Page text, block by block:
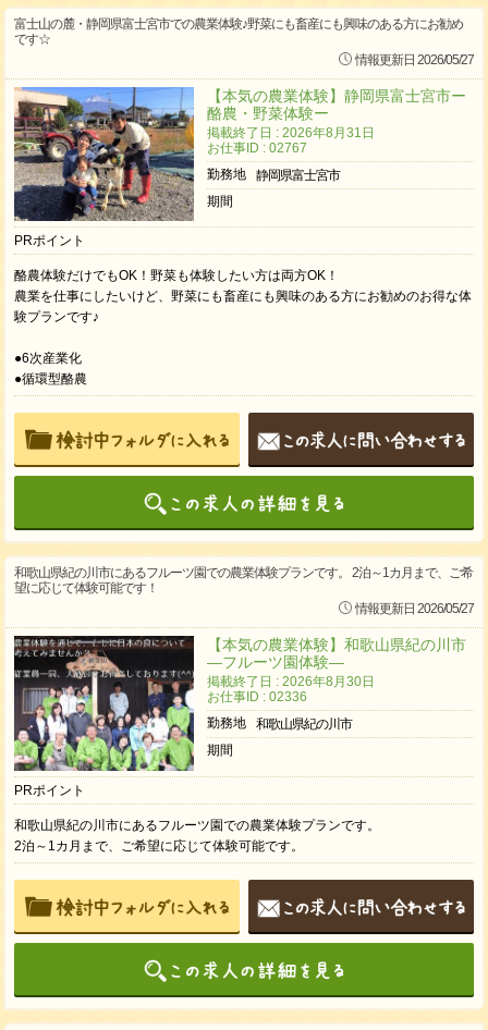
富士山の麓・静岡県富士宮市での農業体験♪野菜にも畜産にも興味のある方にお勧め
です☆
情報更新日 2026/05/27
【本気の農業体験】静岡県富士宮市ー
酪農・野菜体験ー
掲載終了日 : 2026年8月31日
お仕事ID : 02767
勤務地
静岡県富士宮市
期間
PRポイント
酪農体験だけでもOK！野菜も体験したい方は両方OK！
農業を仕事にしたいけど、野菜にも畜産にも興味のある方にお勧めのお得な体
験プランです♪
●6次産業化
●循環型酪農
和歌山県紀の川市にあるフルーツ園での農業体験プランです。 2泊～1カ月まで、ご希
望に応じて体験可能です！
情報更新日 2026/05/27
【本気の農業体験】和歌山県紀の川市
―フルーツ園体験―
掲載終了日 : 2026年8月30日
お仕事ID : 02336
勤務地
和歌山県紀の川市
期間
PRポイント
和歌山県紀の川市にあるフルーツ園での農業体験プランです。
2泊～1カ月まで、ご希望に応じて体験可能です。